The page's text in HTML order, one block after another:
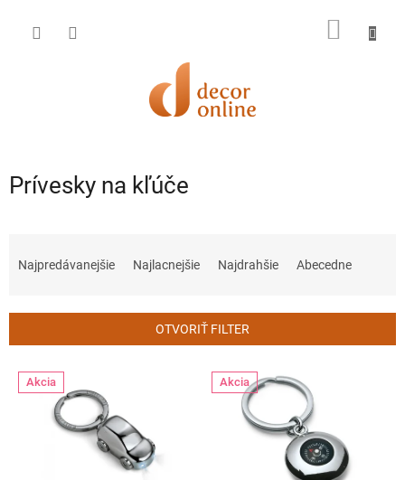
obsah
Prívesky na kľúče
i
Najpredávanejšie Najlacnejšie Najdrahšie Abecedne
OTVORIŤ FILTER
V Akcia Akcia